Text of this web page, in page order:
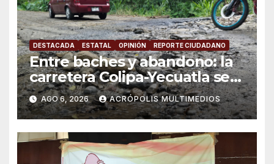
DESTACADA ESTATAL OPINIÓN REPORTE CIUDADANO
Entre baches y abandono: la
carretera Colipa-Yecuatla se
convierte en un riesgo diario
AGO 6, 2026 ACRÓPOLIS MULTIMEDIOS